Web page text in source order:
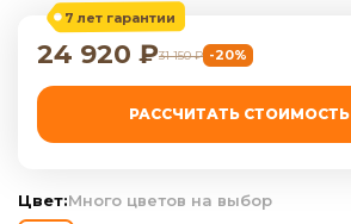
7 лет гарантии
24 920 ₽31 150₽ -20%
РАССЧИТАТЬ СТОИМОСТЬ
Цвет:Много цветов на выбор